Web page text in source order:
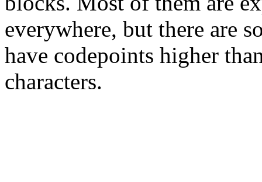
everywhere, but there are
have codepoints higher
characters.